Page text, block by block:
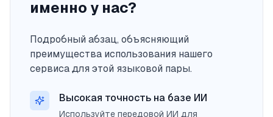
именно у нас?
Подробный абзац, объясняющий
преимущества использования нашего
сервиса для этой языковой пары.
Высокая точность на базе ИИ
Используйте передовой ИИ для